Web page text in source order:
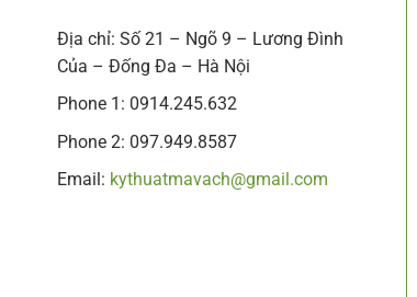
Địa chỉ: Số 21 – Ngõ 9 – Lương Đình
Của – Đống Đa – Hà Nội
Phone 1: 0914.245.632
Phone 2: 097.949.8587
Email: kythuatmavach@gmail.com